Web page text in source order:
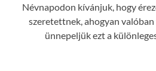
Névnapodon kívánjuk, hogy
szeretettnek, ahogyan
ünnepeljük ezt a